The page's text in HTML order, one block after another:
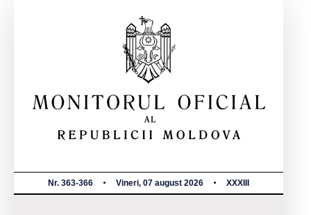
Nr. 363-366 Vineri, 07 august 2026 XXXIII